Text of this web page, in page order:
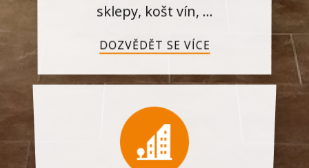
sklepy, košt vín, ...
DOZVĚDĚT SE VÍCE